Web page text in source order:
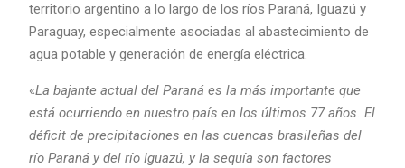
territorio argentino a lo largo de los ríos Paraná, Iguazú y
Paraguay, especialmente asociadas al abastecimiento de
agua potable y generación de energía eléctrica.
«La bajante actual del Paraná es la más importante que
está ocurriendo en nuestro país en los últimos 77 años. El
déficit de precipitaciones en las cuencas brasileñas del
río Paraná y del río Iguazú, y la sequía son factores